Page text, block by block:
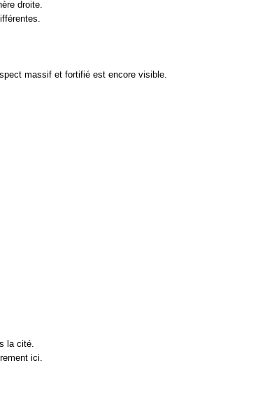
droite.
massif et fortifié est encore visible.
la cité.
ici.